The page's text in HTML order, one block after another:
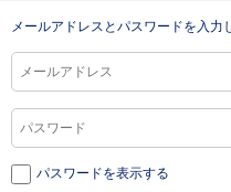
メールアドレスとパスワードを入力
パスワードを表示する